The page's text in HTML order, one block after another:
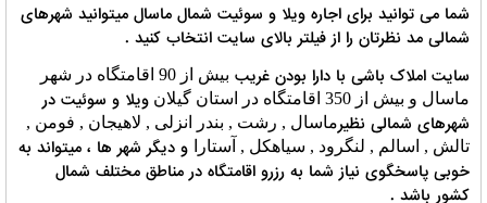
شما می توانید برای اجاره ویلا و سوئیت شمال ماسال میتوانید شهرهای
شمالی مد نظرتان را از فیلتر بالای سایت انتخاب کنید .
سایت املاک باشی با دارا بودن غریب
بیش از 90 اقامتگاه در شهر
ماسال و بیش از 350 اقامتگاه در استان گیلان
ویلا و سوئیت در
شهرهای شمالی نظیرماسال , رشت , بندر انزلی , لاهیجان , فومن ,
تالش , اسالم , لنگرود , سیاهکل , آستارا
و دیگر شهر ها ، میتواند به
خوبی پاسخگوی نیاز شما به رزرو اقامتگاه در مناطق مختلف شمال
کشور باشد .